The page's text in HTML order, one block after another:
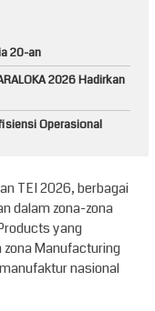
20-an
2026 Hadirkan
Operasional
TEI 2026, berbagai
dalam zona-zona
yang
zona Manufacturing
nasional